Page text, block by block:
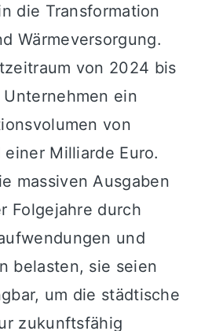
die Transformation
Wärmeversorgung.
von 2024 bis
ein
von
Milliarde Euro.
massiven Ausgaben
Folgejahre durch
und
belasten, sie seien
um die städtische
zukunftsfähig